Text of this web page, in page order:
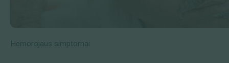
Hemorojaus simptomai